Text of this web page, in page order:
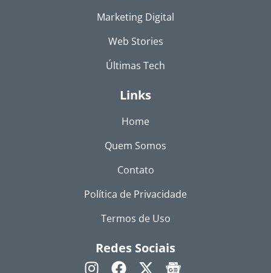
Marketing Digital
Web Stories
Últimas Tech
Links
Home
Quem Somos
Contato
Política de Privacidade
Termos de Uso
Redes Sociais